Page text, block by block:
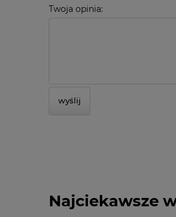
Twoja opinia:
wyślij
Najciekawsze